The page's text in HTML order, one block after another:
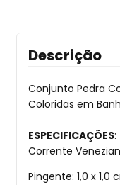
Descrição
Conjunto Pedra
Coloridas em
ESPECIFICAÇÕES:
Corrente
Pingente: 1,0 x 1,0